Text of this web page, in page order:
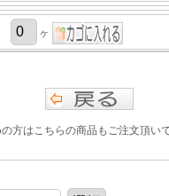
ヶ
方はこちらの商品もご注文頂い